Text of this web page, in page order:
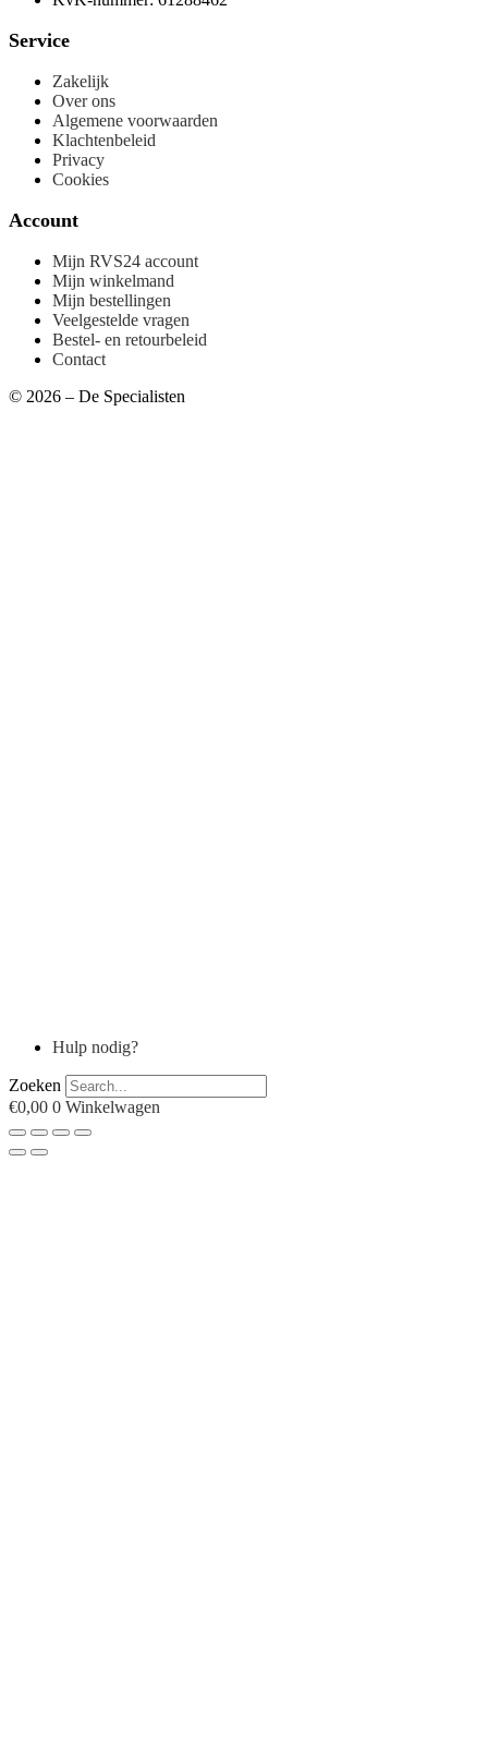
Service
Zakelijk
Over ons
Algemene voorwaarden
Klachtenbeleid
Privacy
Cookies
Account
Mijn RVS24 account
Mijn winkelmand
Mijn bestellingen
Veelgestelde vragen
Bestel- en retourbeleid
Contact
© 2026 – De Specialisten
Hulp nodig?
Zoeken
€0,00 0 Winkelwagen